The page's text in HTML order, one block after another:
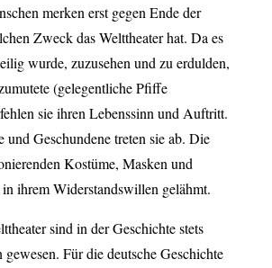
merken erst gegen Ende der
Zweck das Welttheater hat. Da es
wurde, zuzusehen und zu erdulden,
(gelegentliche Pfiffe
sie ihren Lebenssinn und Auftritt.
Geschundene treten sie ab. Die
Kostüme, Masken und
ihrem Widerstandswillen gelähmt.
sind in der Geschichte stets
Für die deutsche Geschichte